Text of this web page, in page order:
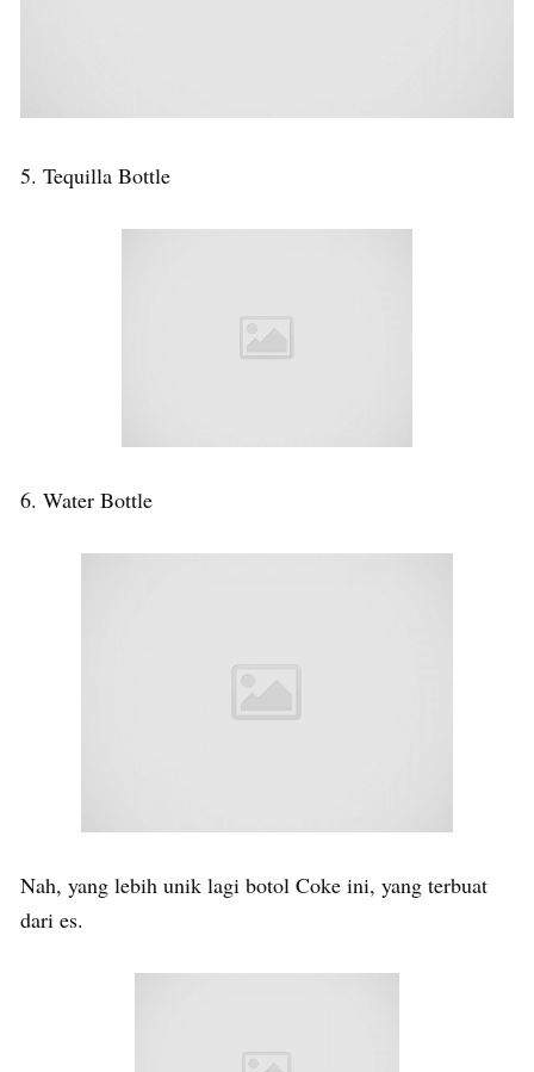
5. Tequilla Bottle
6. Water Bottle
Nah, yang lebih unik lagi botol Coke ini, yang terbuat
dari es.